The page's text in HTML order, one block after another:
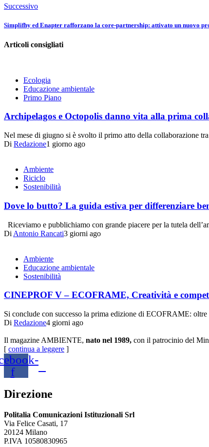
Successivo
Simplifhy ed Enapter rafforzano la core-partnership: attivato un nuovo
Articoli consigliati
Ecologia
Educazione ambientale
Primo Piano
Archipelagos e Octopolis danno vita alla prima
Nel mese di giugno si è svolto il primo atto della collaborazione
Di Redazione1 giorno ago
Ambiente
Riciclo
Sostenibilità
Dove lo butto? La guida estiva per differenziare
Riceviamo e pubblichiamo con grande piacere per la tutela
Di Antonio Rancati3 giorni ago
Ambiente
Educazione ambientale
Sostenibilità
CINEPROF V – ECOFRAME, Creatività e
Si conclude con successo la prima edizione di ECOFRAME:
Di Redazione4 giorni ago
Il magazine AMBIENTE, nato nel 1989, con il patrocinio del
[ continua a leggere ]
f
Direzione
Politalia Comunicazioni Istituzionali Srl
Via Felice Casati, 17
20124 Milano
P.IVA 10580830965